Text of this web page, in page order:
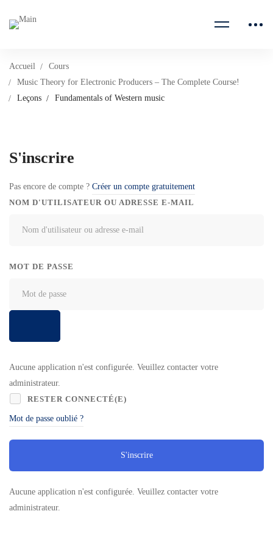
Accueil
Cours
Music Theory for Electronic Producers – The Complete Course!
Leçons
Fundamentals of Western music
S'inscrire
Pas encore de compte ? Créer un compte gratuitement
NOM D'UTILISATEUR OU ADRESSE E-MAIL
MOT DE PASSE
Aucune application n'est configurée. Veuillez contacter votre
administrateur.
RESTER CONNECTÉ(E)
Mot de passe oublié ?
S'inscrire
Aucune application n'est configurée. Veuillez contacter votre
administrateur.